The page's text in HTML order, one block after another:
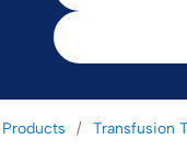
Products Transfusion